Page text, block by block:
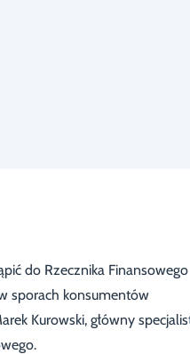
do Rzecznika Finansowego
sporach konsumentów
Kurowski, główny